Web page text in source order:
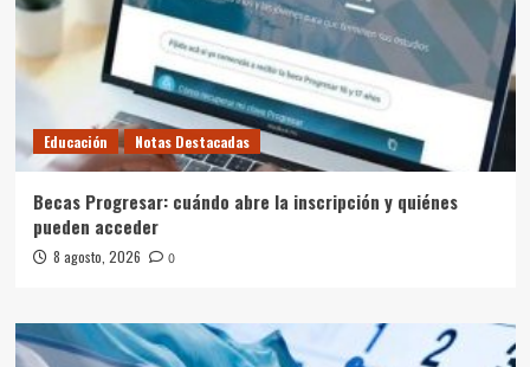
Educación Notas Destacadas
Becas Progresar: cuándo abre la inscripción y quiénes
pueden acceder
8 agosto, 2026 0